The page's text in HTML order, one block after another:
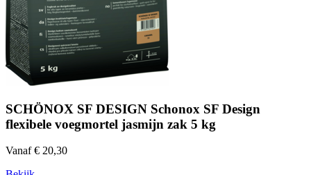
SCHÖNOX SF DESIGN Schonox SF Design
flexibele voegmortel jasmijn zak 5 kg
Vanaf € 20,30